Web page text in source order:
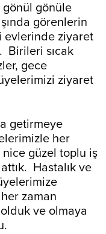
gönüle
görenlerin
evlerinde ziyaret
Birileri sıcak
gece
ziyaret
getirmeye
her
güzel toplu iş
Hastalık ve
her zaman
ve olmaya